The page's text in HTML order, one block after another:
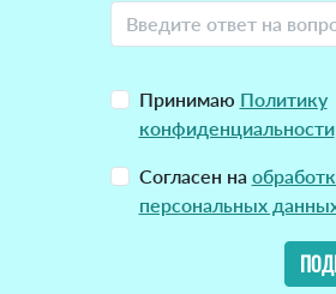
Принимаю Политику
конфиденциальности
Согласен на
персональных